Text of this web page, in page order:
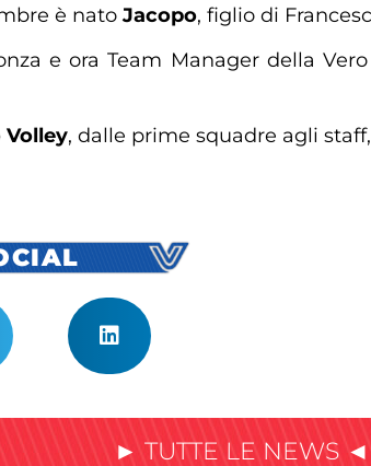
è natoJacopo, figlio di
e ora Team Manager della
Volley, dalle prime squadre agli
► TUTTE LE NEWS ◄